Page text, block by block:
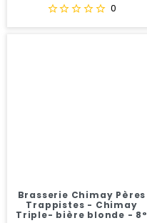
0
Brasserie Chimay Pères
Trappistes - Chimay
Triple- bière blonde - 8°